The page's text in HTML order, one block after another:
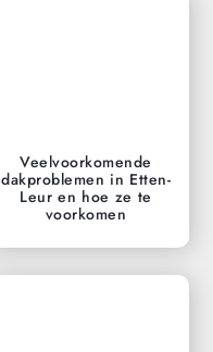
Veelvoorkomende
dakproblemen in Etten-
Leur en hoe ze te
voorkomen